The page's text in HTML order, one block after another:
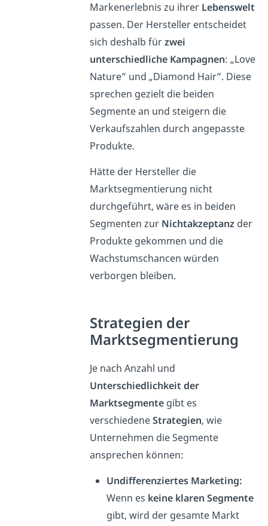
Markenerlebnis zu ihrer Lebenswelt
passen. Der Hersteller entscheidet
sich deshalb fürzwei
unterschiedliche Kampagnen: „Love
Nature” und „Diamond Hair”. Diese
sprechen gezielt die beiden
Segmente an und steigern die
Verkaufszahlen durch angepasste
Produkte.
Hätte der Hersteller die
Marktsegmentierung nicht
durchgeführt, wäre es in beiden
Segmenten zur Nichtakzeptanzder
Produkte gekommen und die
Wachstumschancen würden
verborgen bleiben.
Strategien der
Marktsegmentierung
Je nach Anzahl und
Unterschiedlichkeit der
Marktsegmentegibt es
verschiedeneStrategien, wie
Unternehmen die Segmente
ansprechen können:
Undifferenziertes Marketing:
Wenn es keine klaren Segmente
gibt, wird der gesamte Markt